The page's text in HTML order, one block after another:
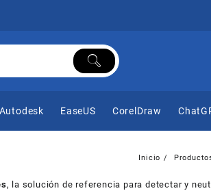
Autodesk EaseUS CorelDraw
Inicio
, la solución de referencia para detectar y